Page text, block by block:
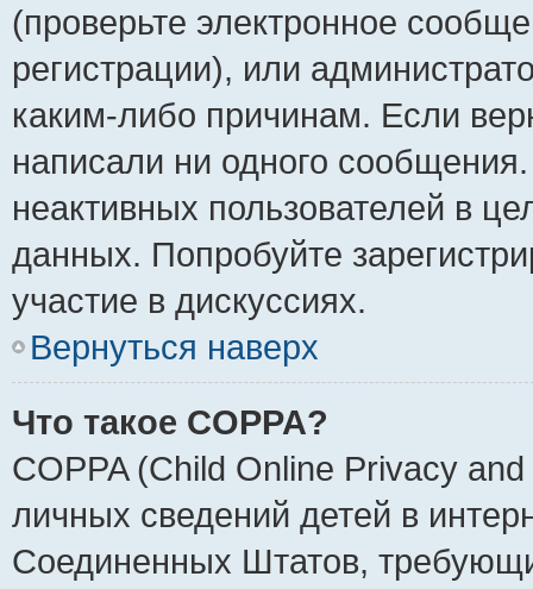
(проверьте электронное
регистрации), или
каким-либо причинам. Если
написали ни одного
неактивных пользователей в
данных. Попробуйте
участие в дискуссиях.
Вернуться наверх
Что такое COPPA?
COPPA (Child Online Privacy
личных сведений детей в
Соединенных Штатов,